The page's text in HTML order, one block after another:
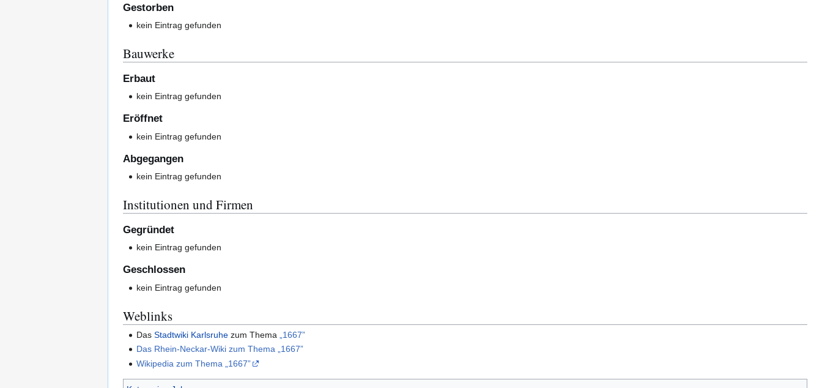
Gestorben
kein Eintrag gefunden
Bauwerke
Erbaut
kein Eintrag gefunden
Eröffnet
kein Eintrag gefunden
Abgegangen
kein Eintrag gefunden
Institutionen und Firmen
Gegründet
kein Eintrag gefunden
Geschlossen
kein Eintrag gefunden
Weblinks
DasStadtwiki Karlsruhe zum Thema
„1667”
Das Rhein-Neckar-Wiki zum Thema „1667”
Wikipedia zum Thema „1667”